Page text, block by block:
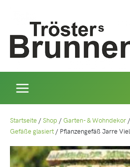
Startseite /Shop /Garten- & Wohndekor /
Gefäße glasiert / Pflanzengefäß Jarre